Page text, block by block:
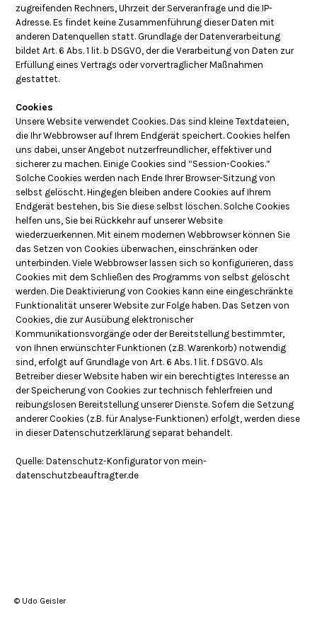
zugreifenden Rechners, Uhrzeit der Serveranfrage und die IP-
Adresse. Es findet keine Zusammenführung dieser Daten mit
anderen Datenquellen statt. Grundlage der Datenverarbeitung
bildet Art. 6 Abs. 1 lit. b DSGVO, der die Verarbeitung von Daten zur
Erfüllung eines Vertrags oder vorvertraglicher Maßnahmen
gestattet.
Cookies
Unsere Website verwendet Cookies. Das sind kleine Textdateien,
die Ihr Webbrowser auf Ihrem Endgerät speichert. Cookies helfen
uns dabei, unser Angebot nutzerfreundlicher, effektiver und
sicherer zu machen. Einige Cookies sind “Session-Cookies.”
Solche Cookies werden nach Ende Ihrer Browser-Sitzung von
selbst gelöscht. Hingegen bleiben andere Cookies auf Ihrem
Endgerät bestehen, bis Sie diese selbst löschen. Solche Cookies
helfen uns, Sie bei Rückkehr auf unserer Website
wiederzuerkennen. Mit einem modernen Webbrowser können Sie
das Setzen von Cookies überwachen, einschränken oder
unterbinden. Viele Webbrowser lassen sich so konfigurieren, dass
Cookies mit dem Schließen des Programms von selbst gelöscht
werden. Die Deaktivierung von Cookies kann eine eingeschränkte
Funktionalität unserer Website zur Folge haben. Das Setzen von
Cookies, die zur Ausübung elektronischer
Kommunikationsvorgänge oder der Bereitstellung bestimmter,
von Ihnen erwünschter Funktionen (z.B. Warenkorb) notwendig
sind, erfolgt auf Grundlage von Art. 6 Abs. 1 lit. f DSGVO. Als
Betreiber dieser Website haben wir ein berechtigtes Interesse an
der Speicherung von Cookies zur technisch fehlerfreien und
reibungslosen Bereitstellung unserer Dienste. Sofern die Setzung
anderer Cookies (z.B. für Analyse-Funktionen) erfolgt, werden diese
in dieser Datenschutzerklärung separat behandelt.
Quelle: Datenschutz-Konfigurator von mein-
datenschutzbeauftragter.de
© Udo Geisler